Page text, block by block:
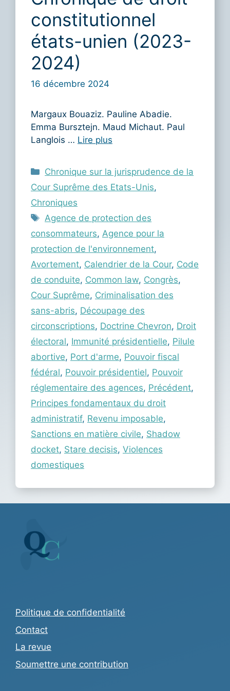
constitutionnel
états-unien (2023-
2024)
16 décembre 2024
Margaux Bouaziz. Pauline Abadie.
Emma Bursztejn. Maud Michaut. Paul
Langlois … Lire plus
Catégories
Chronique sur la jurisprudence de la
Cour Suprême des Etats-Unis,
Chroniques
Étiquettes
Agence de protection des
consommateurs, Agence pour la
protection de l'environnement,
Avortement, Calendrier de la Cour, Code
de conduite, Common law, Congrès,
Cour Suprême, Criminalisation des
sans-abris, Découpage des
circonscriptions, Doctrine Chevron, Droit
électoral, Immunité présidentielle, Pilule
abortive, Port d'arme, Pouvoir fiscal
fédéral, Pouvoir présidentiel, Pouvoir
réglementaire des agences, Précédent,
Principes fondamentaux du droit
administratif, Revenu imposable,
Sanctions en matière civile, Shadow
docket, Stare decisis, Violences
domestiques
Politique de confidentialité
Contact
La revue
Soumettre une contribution